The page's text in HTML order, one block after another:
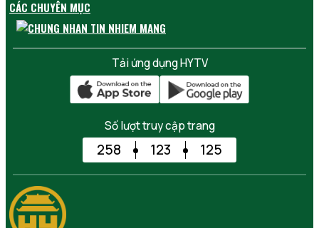
CÁC CHUYÊN MỤC
Tải ứng dụng HYTV
Số lượt truy cập trang
258 123 125